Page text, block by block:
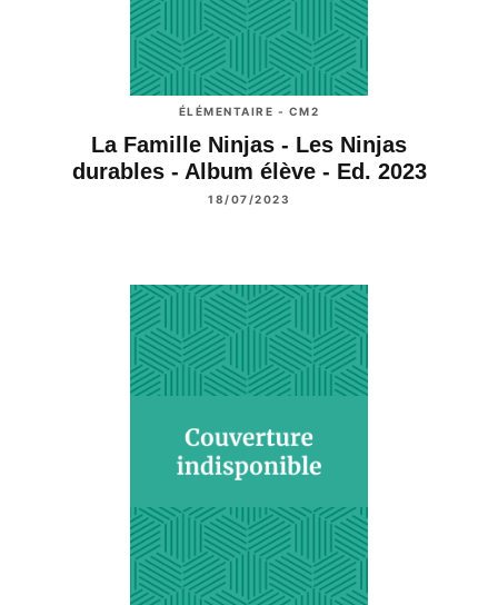
ÉLÉMENTAIRE - CM2
La Famille Ninjas - Les Ninjas
durables - Album élève - Ed. 2023
18/07/2023